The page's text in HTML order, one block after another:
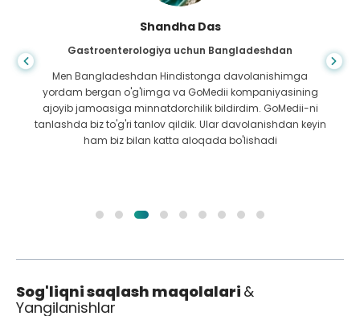
Shandha Das
Gastroenterologiya uchun Bangladeshdan
Men Bangladeshdan Hindistonga davolanishimga
yordam bergan o'g'limga va GoMedii kompaniyasining
ajoyib jamoasiga minnatdorchilik bildirdim. GoMedii-ni
tanlashda biz to'g'ri tanlov qildik. Ular davolanishdan keyin
ham biz bilan katta aloqada bo'lishadi
Sog'liqni saqlash maqolalari &
Yangilanishlar